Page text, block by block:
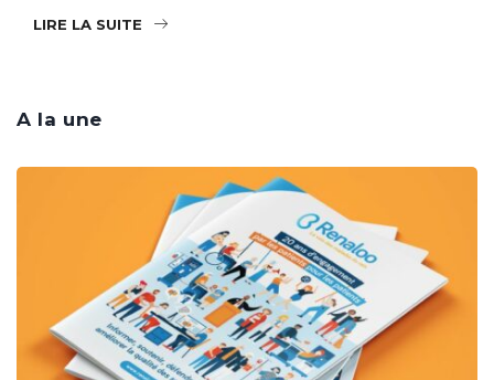
LIRE LA SUITE
A la une